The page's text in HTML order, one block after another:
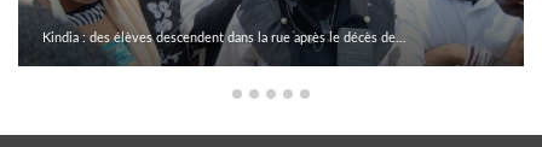
Kindia : des élèves descendent dans la rue après le décès de…